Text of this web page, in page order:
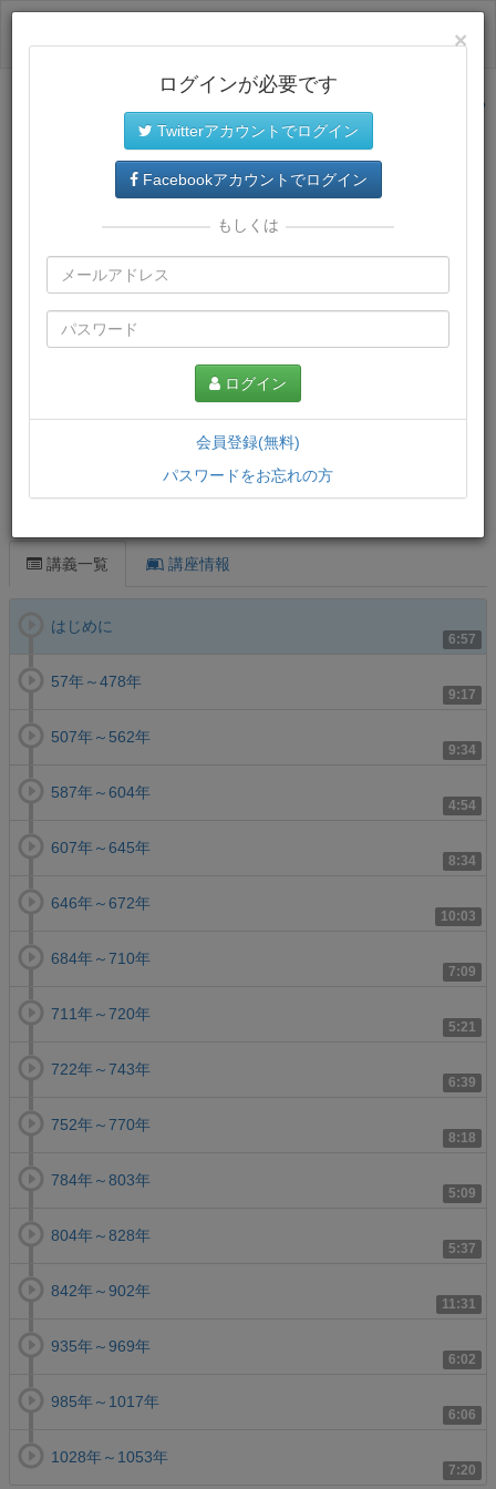
サイトトップに戻る
プレミアム会員では、教材がダウンロードでき、快適な動画
再生環境が提供されます。
講義一覧 講座情報
6:57
はじめに
9:17
57年～478年
9:34
507年～562年
4:54
587年～604年
8:34
607年～645年
10:03
646年～672年
7:09
684年～710年
5:21
711年～720年
6:39
722年～743年
8:18
752年～770年
5:09
784年～803年
5:37
804年～828年
11:31
842年～902年
6:02
935年～969年
6:06
985年～1017年
7:20
1028年～1053年
×
ログインが必要です
Twitterアカウントでログイン
Facebookアカウントでログイン
もしくは
ログイン
会員登録(無料)
パスワードをお忘れの方